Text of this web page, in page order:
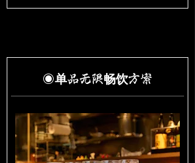
◉单品无限畅饮方案